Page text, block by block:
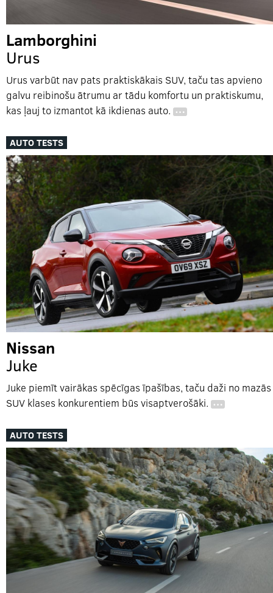
Lamborghini
Urus
Urus varbūt nav pats praktiskākais SUV, taču tas apvieno
galvu reibinošu ātrumu ar tādu komfortu un praktiskumu,
kas ļauj to izmantot kā ikdienas auto. …
AUTO TESTS
Nissan
Juke
Juke piemīt vairākas spēcīgas īpašības, taču daži no mazās
SUV klases konkurentiem būs visaptverošāki. …
AUTO TESTS